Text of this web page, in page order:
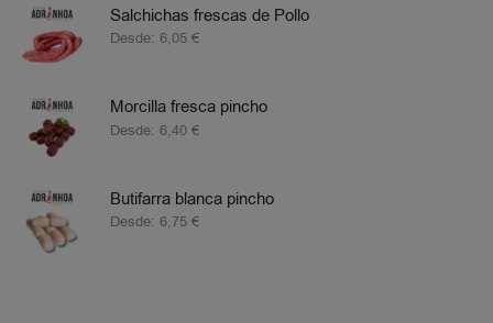
Salchichas frescas de Pollo
Desde: 6,05 €
Morcilla fresca pincho
Desde: 6,40 €
Butifarra blanca pincho
Desde: 6,75 €